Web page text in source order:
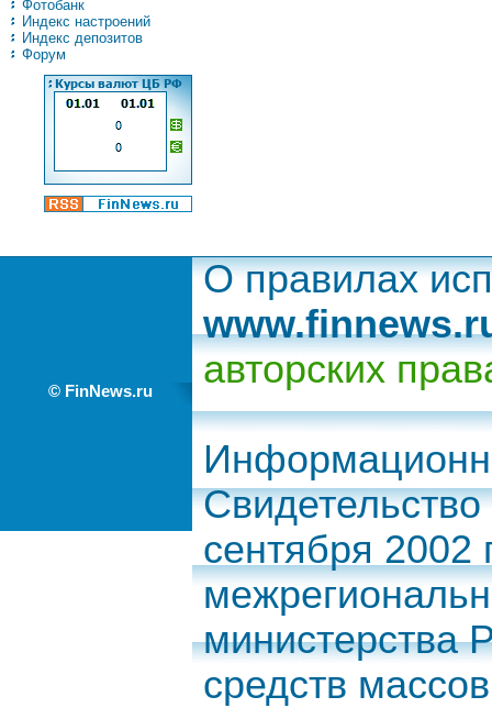
Фотобанк
Индекс настроений
Индекс депозитов
Форум
© FinNews.ru
О правилах
авторских
сентября
министерства
средств